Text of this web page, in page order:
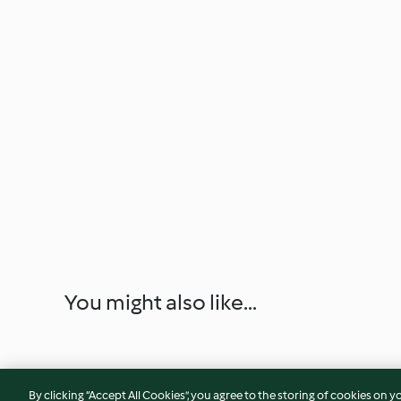
You might also like...
By clicking “Accept All Cookies”, you agree to the storing of cookies on